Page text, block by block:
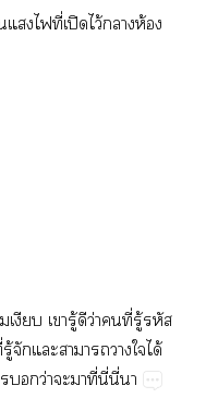
​ปิ​ไว้​​ห้​
​​ว่​​ี่​ู้​​
ได้​
ว่​​​ี่​ี่​ี่​